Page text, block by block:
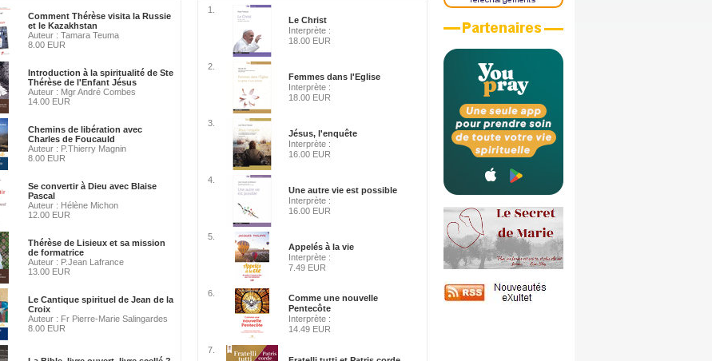
Comment Thérèse visita la Russie
et le Kazakhstan
Auteur : Tamara Teuma
8.00 EUR
Introduction à la spiritualité de Ste
Thérèse de l'Enfant Jésus
Auteur : Mgr André Combes
14.00 EUR
Chemins de libération avec
Charles de Foucauld
Auteur : P.Thierry Magnin
8.00 EUR
Se convertir à Dieu avec Blaise
Pascal
Auteur : Hélène Michon
12.00 EUR
Thérèse de Lisieux et sa mission
de formatrice
Auteur : P.Jean Lafrance
13.00 EUR
Le Cantique spirituel de Jean de la
Croix
Auteur : Fr Pierre-Marie Salingardes
8.00 EUR
1.
Le Christ
Interprète :
18.00 EUR
2.
Femmes dans l'Eglise
Interprète :
18.00 EUR
3.
Jésus, l'enquête
Interprète :
16.00 EUR
4.
Une autre vie est possible
Interprète :
16.00 EUR
5.
Appelés à la vie
Interprète :
7.49 EUR
6.
Comme une nouvelle
Pentecôte
Interprète :
14.49 EUR
7.